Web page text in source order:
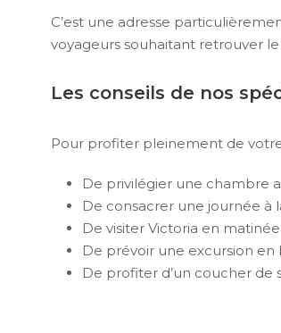
C’est une adresse
voyageurs souhaitant retrouver
Les conseils de nos
Pour profiter pleinement de
De privilégier une chambre
De consacrer une journée à
De visiter Victoria en
De prévoir une excursion en
De profiter d’un coucher de